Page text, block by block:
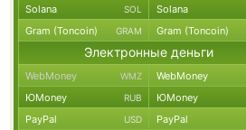
Solana SOL Solana
Gram (Toncoin) GRAM Gram (Toncoin)
Электронные деньги
WebMoney WMZ WebMoney
ЮMoney RUB ЮMoney
PayPal USD PayPal